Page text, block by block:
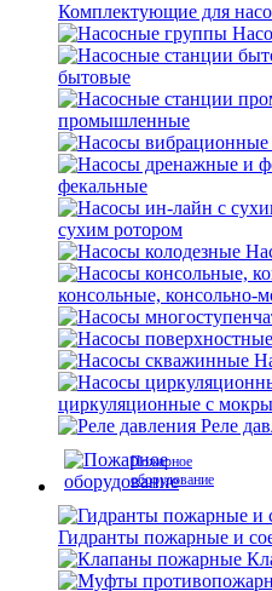
Комплектующие для
бытовые
промышленные
фекальные
сухим ротором
консольные, консольно-
циркуляционные с
Реле
Пожарное
оборудование
Гидранты пожарные и